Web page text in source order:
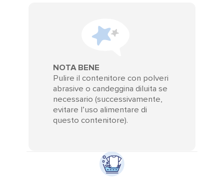
NOTA BENE
Pulire il contenitore con polveri
abrasive o candeggina diluita se
necessario (successivamente,
evitare l’uso alimentare di
questo contenitore).